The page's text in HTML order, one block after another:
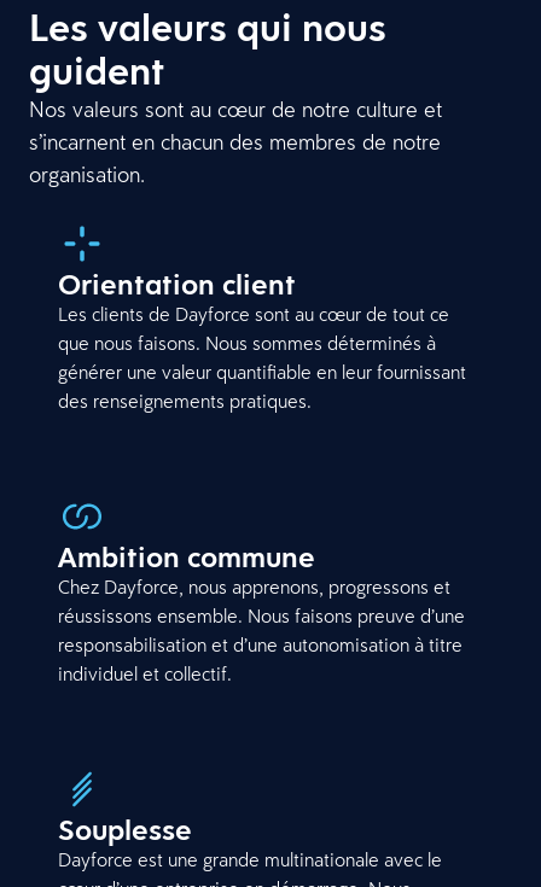
Les valeurs qui nous
guident
Nos valeurs sont au cœur de notre culture et
s’incarnent en chacun des membres de notre
organisation.
Orientation client
Les clients de Dayforce sont au cœur de tout ce
que nous faisons. Nous sommes déterminés à
générer une valeur quantifiable en leur fournissant
des renseignements pratiques.
Ambition commune
Chez Dayforce, nous apprenons, progressons et
réussissons ensemble. Nous faisons preuve d’une
responsabilisation et d’une autonomisation à titre
individuel et collectif.
Souplesse
Dayforce est une grande multinationale avec le